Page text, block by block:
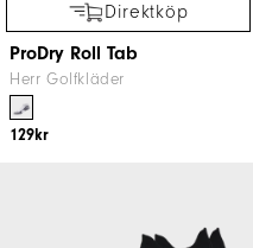
Direktköp
ProDry Roll Tab
Herr Golfkläder
129kr